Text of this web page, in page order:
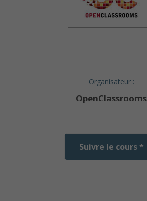
Organisateur :
OpenClassrooms
Suivre le cours *